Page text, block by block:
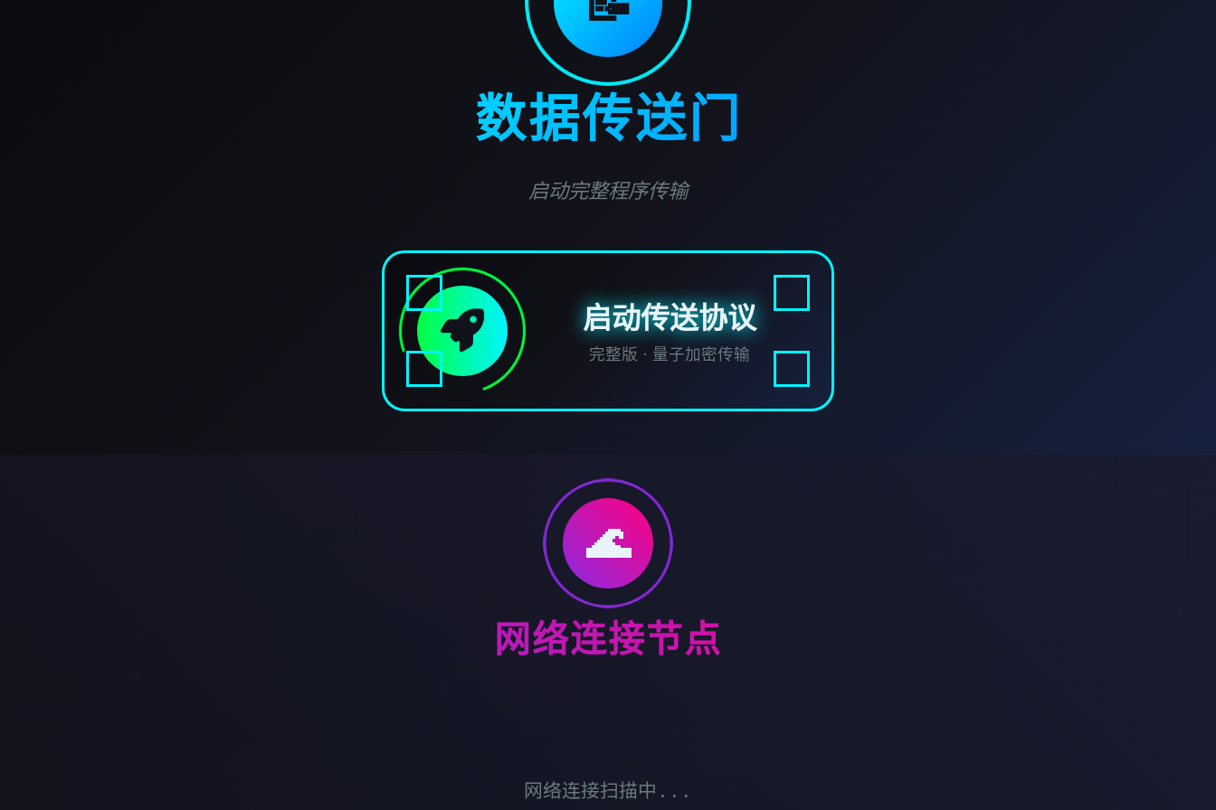
数据传送门
启动完整程序传输
启动传送协议
完整版 · 量子加密传输
🌊
网络连接节点
网络连接扫描中...